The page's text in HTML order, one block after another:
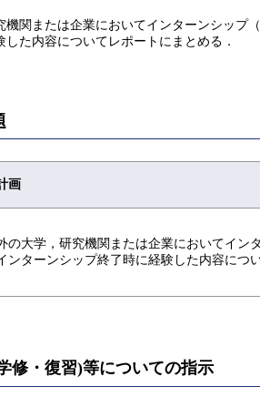
機関または企業においてインターンシップ
した内容についてレポートにまとめる．
画
の大学，研究機関または企業においてイン
ンターンシップ終了時に経験した内容につ
修・復習)等についての指示